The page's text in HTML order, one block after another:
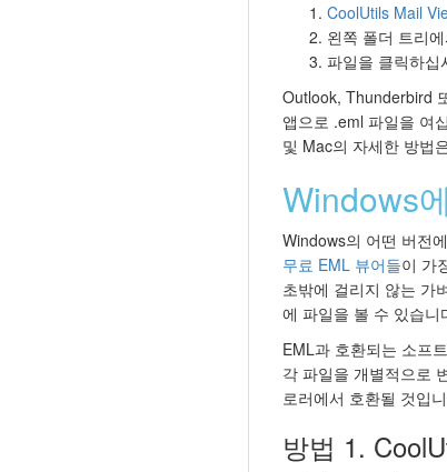
CoolUtils Mail
왼쪽 폴더 트리
파일을 클릭하
Outlook, Thunderbird
앱으로 .eml 파일을 여
및 Mac의 자세한 방법
Windows
Windows의 어떤 버전
무료 EML 뷰어들이 가
초밖에 걸리지 않는 가
에 파일을 볼 수 있습니
EML과 호환되는 소프
각 파일을 개별적으로
로러에서 호환될 것입
방법 1.